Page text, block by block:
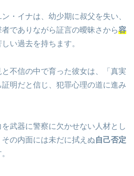
・イナは、幼少期に叔父を失い、
でありながら証言の曖昧さから容
しい過去を持ちます。
不信の中で育った彼女は、「真実
明だと信じ、犯罪心理の道に進み
武器に警察に欠かせない人材とし
の内面には未だに拭えぬ自己否定